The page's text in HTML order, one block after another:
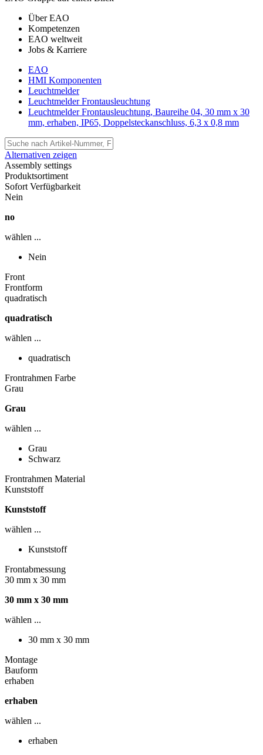
Über EAO
Kompetenzen
EAO weltweit
Jobs & Karriere
EAO
HMI Komponenten
Leuchtmelder
Leuchtmelder Frontausleuchtung
Leuchtmelder Frontausleuchtung, Baureihe 04, 30 mm x 30
mm, erhaben, IP65, Doppelsteckanschluss, 6,3 x 0,8 mm
Alternativen zeigen
Assembly settings
Produktsortiment
Sofort Verfügbarkeit
Nein
no
wählen ...
Nein
Front
Frontform
quadratisch
quadratisch
wählen ...
quadratisch
Frontrahmen Farbe
Grau
Grau
wählen ...
Grau
Schwarz
Frontrahmen Material
Kunststoff
Kunststoff
wählen ...
Kunststoff
Frontabmessung
30 mm x 30 mm
30 mm x 30 mm
wählen ...
30 mm x 30 mm
Montage
Bauform
erhaben
erhaben
wählen ...
erhaben